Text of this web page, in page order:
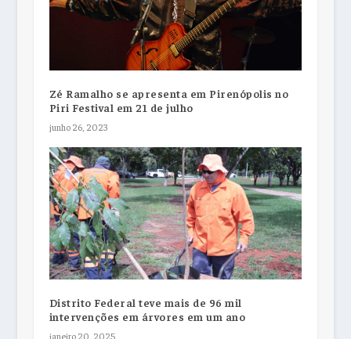
Zé Ramalho se apresenta em Pirenópolis no
Piri Festival em 21 de julho
junho 26, 2023
Distrito Federal teve mais de 96 mil
intervenções em árvores em um ano
janeiro 20, 2025